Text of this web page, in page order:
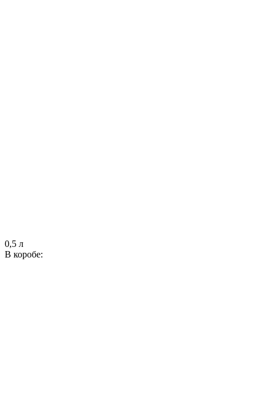
0,5 л
В коробе: